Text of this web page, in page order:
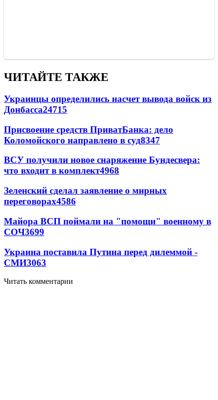
ЧИТАЙТЕ ТАКЖЕ
Украинцы определились насчет вывода войск из
Донбасса24715
Присвоение средств ПриватБанка: дело
Коломойского направлено в суд8347
ВСУ получили новое снаряжение Бундесвера:
что входит в комплект4968
Зеленский сделал заявление о мирных
переговорах4586
Майора ВСП поймали на "помощи" военному в
СОЧ3699
Украина поставила Путина перед дилеммой -
СМИ3063
Читать комментарии